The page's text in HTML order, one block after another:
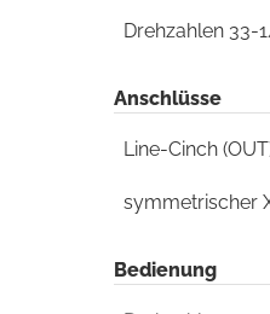
Drehzahlen 33-
Anschlüsse
Line-Cinch
symmetrischer
Bedienung